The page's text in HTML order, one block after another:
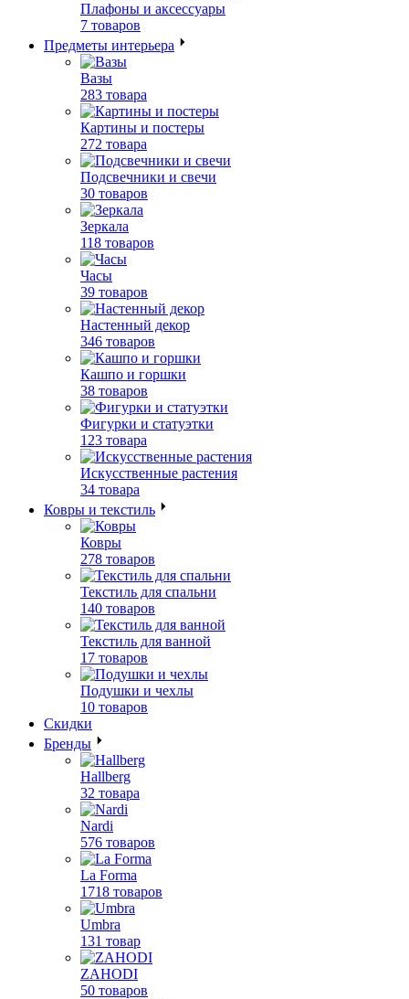
Плафоны и аксессуары
7 товаров
Предметы интерьера
Вазы
283 товара
Картины и постеры
272 товара
Подсвечники и свечи
30 товаров
Зеркала
118 товаров
Часы
39 товаров
Настенный декор
346 товаров
Кашпо и горшки
38 товаров
Фигурки и статуэтки
123 товара
Искусственные растения
34 товара
Ковры и текстиль
Ковры
278 товаров
Текстиль для спальни
140 товаров
Текстиль для ванной
17 товаров
Подушки и чехлы
10 товаров
Скидки
Бренды
Hallberg
32 товара
Nardi
576 товаров
La Forma
1718 товаров
Umbra
131 товар
ZAHODI
50 товаров